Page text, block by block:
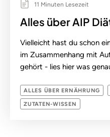
11 Minuten Lesezeit
Alles über AIP
Vielleicht hast du schon
im Zusammenhang mit
gehört - lies hier was
ALLES ÜBER ERNÄHRUNG
ZUTATEN-WISSEN